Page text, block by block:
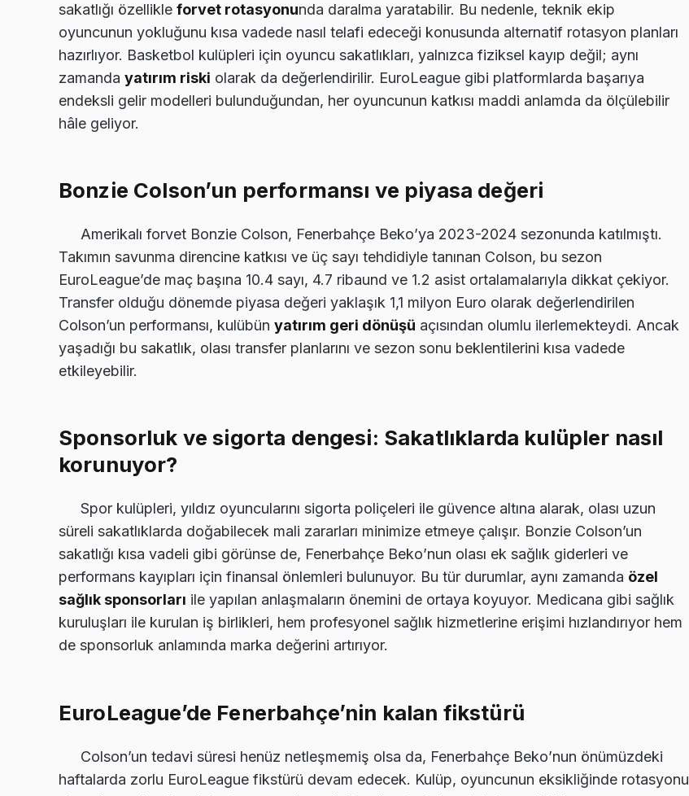
sakatlığı özellikle forvet rotasyonunda daralma yaratabilir. Bu nedenle, teknik ekip
oyuncunun yokluğunu kısa vadede nasıl telafi edeceği konusunda alternatif rotasyon planları
hazırlıyor. Basketbol kulüpleri için oyuncu sakatlıkları, yalnızca fiziksel kayıp değil; aynı
zamanda yatırım riski olarak da değerlendirilir. EuroLeague gibi platformlarda başarıya
endeksli gelir modelleri bulunduğundan, her oyuncunun katkısı maddi anlamda da ölçülebilir
hâle geliyor.
Bonzie Colson’un performansı ve piyasa değeri
Amerikalı forvet Bonzie Colson, Fenerbahçe Beko’ya 2023-2024 sezonunda katılmıştı.
Takımın savunma direncine katkısı ve üç sayı tehdidiyle tanınan Colson, bu sezon
EuroLeague’de maç başına 10.4 sayı, 4.7 ribaund ve 1.2 asist ortalamalarıyla dikkat çekiyor.
Transfer olduğu dönemde piyasa değeri yaklaşık 1,1 milyon Euro olarak değerlendirilen
Colson’un performansı, kulübün yatırım geri dönüşü açısından olumlu ilerlemekteydi. Ancak
yaşadığı bu sakatlık, olası transfer planlarını ve sezon sonu beklentilerini kısa vadede
etkileyebilir.
Sponsorluk ve sigorta dengesi: Sakatlıklarda kulüpler nasıl
korunuyor?
Spor kulüpleri, yıldız oyuncularını sigorta poliçeleri ile güvence altına alarak, olası uzun
süreli sakatlıklarda doğabilecek mali zararları minimize etmeye çalışır. Bonzie Colson’un
sakatlığı kısa vadeli gibi görünse de, Fenerbahçe Beko’nun olası ek sağlık giderleri ve
performans kayıpları için finansal önlemleri bulunuyor. Bu tür durumlar, aynı zamanda özel
sağlık sponsorları ile yapılan anlaşmaların önemini de ortaya koyuyor. Medicana gibi sağlık
kuruluşları ile kurulan iş birlikleri, hem profesyonel sağlık hizmetlerine erişimi hızlandırıyor hem
de sponsorluk anlamında marka değerini artırıyor.
EuroLeague’de Fenerbahçe’nin kalan fikstürü
Colson’un tedavi süresi henüz netleşmemiş olsa da, Fenerbahçe Beko’nun önümüzdeki
haftalarda zorlu EuroLeague fikstürü devam edecek. Kulüp, oyuncunun eksikliğinde rotasyonu